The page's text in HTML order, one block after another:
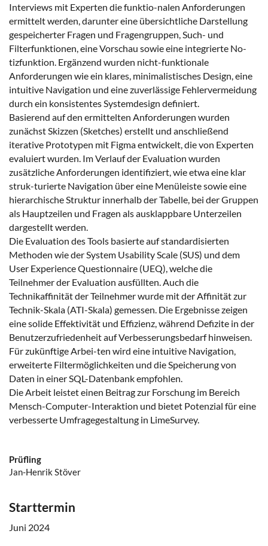
Interviews mit Experten die funktio-nalen Anforderungen
ermittelt werden, darunter eine übersichtliche Darstellung
gespeicherter Fragen und Fragengruppen, Such- und
Filterfunktionen, eine Vorschau sowie eine integrierte No-
tizfunktion. Ergänzend wurden nicht-funktionale
Anforderungen wie ein klares, minimalistisches Design, eine
intuitive Navigation und eine zuverlässige Fehlervermeidung
durch ein konsistentes Systemdesign definiert.
Basierend auf den ermittelten Anforderungen wurden
zunächst Skizzen (Sketches) erstellt und anschließend
iterative Prototypen mit Figma entwickelt, die von Experten
evaluiert wurden. Im Verlauf der Evaluation wurden
zusätzliche Anforderungen identifiziert, wie etwa eine klar
struk-turierte Navigation über eine Menüleiste sowie eine
hierarchische Struktur innerhalb der Tabelle, bei der Gruppen
als Hauptzeilen und Fragen als ausklappbare Unterzeilen
dargestellt werden.
Die Evaluation des Tools basierte auf standardisierten
Methoden wie der System Usability Scale (SUS) und dem
User Experience Questionnaire (UEQ), welche die
Teilnehmer der Evaluation ausfüllten. Auch die
Technikaffinität der Teilnehmer wurde mit der Affinität zur
Technik-Skala (ATI-Skala) gemessen. Die Ergebnisse zeigen
eine solide Effektivität und Effizienz, während Defizite in der
Benutzerzufriedenheit auf Verbesserungsbedarf hinweisen.
Für zukünftige Arbei-ten wird eine intuitive Navigation,
erweiterte Filtermöglichkeiten und die Speicherung von
Daten in einer SQL-Datenbank empfohlen.
Die Arbeit leistet einen Beitrag zur Forschung im Bereich
Mensch-Computer-Interaktion und bietet Potenzial für eine
verbesserte Umfragegestaltung in LimeSurvey.
Prüfling
Jan-Henrik Stöver
Starttermin
Juni 2024